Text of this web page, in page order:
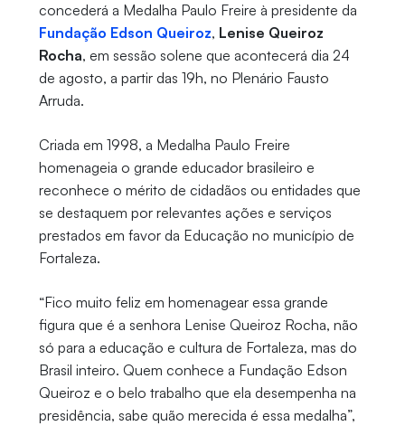
concederá a Medalha Paulo Freire à presidente da
Fundação Edson Queiroz, Lenise Queiroz
Rocha, em sessão solene que acontecerá dia 24
de agosto, a partir das 19h, no Plenário Fausto
Arruda.
Criada em 1998, a Medalha Paulo Freire
homenageia o grande educador brasileiro e
reconhece o mérito de cidadãos ou entidades que
se destaquem por relevantes ações e serviços
prestados em favor da Educação no município de
Fortaleza.
“Fico muito feliz em homenagear essa grande
figura que é a senhora Lenise Queiroz Rocha, não
só para a educação e cultura de Fortaleza, mas do
Brasil inteiro. Quem conhece a Fundação Edson
Queiroz e o belo trabalho que ela desempenha na
presidência, sabe quão merecida é essa medalha”,